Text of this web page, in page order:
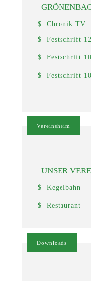
Chronik TV
Festschrift
Festschrift
Festschrift
Vereinsheim
UNSER
Kegelbahn
Restaurant
Downloads